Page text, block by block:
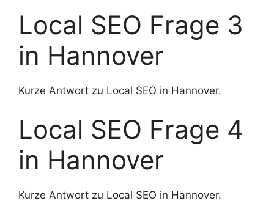
Local SEO Frage 3
in Hannover
Kurze Antwort zu Local SEO in Hannover.
Local SEO Frage 4
in Hannover
Kurze Antwort zu Local SEO in Hannover.